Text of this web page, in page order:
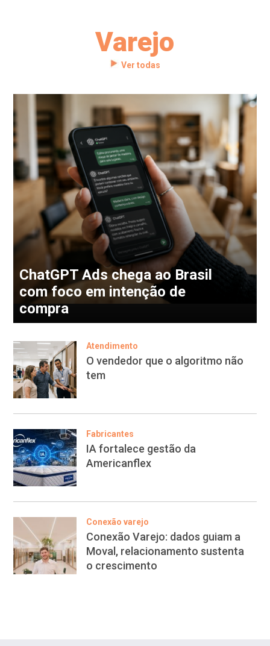
Varejo
Ver todas
ChatGPT Ads chega ao Brasil
com foco em intenção de
compra
Atendimento
O vendedor que o algoritmo não
tem
Fabricantes
IA fortalece gestão da
Americanflex
Conexão varejo
Conexão Varejo: dados guiam a
Moval, relacionamento sustenta
o crescimento